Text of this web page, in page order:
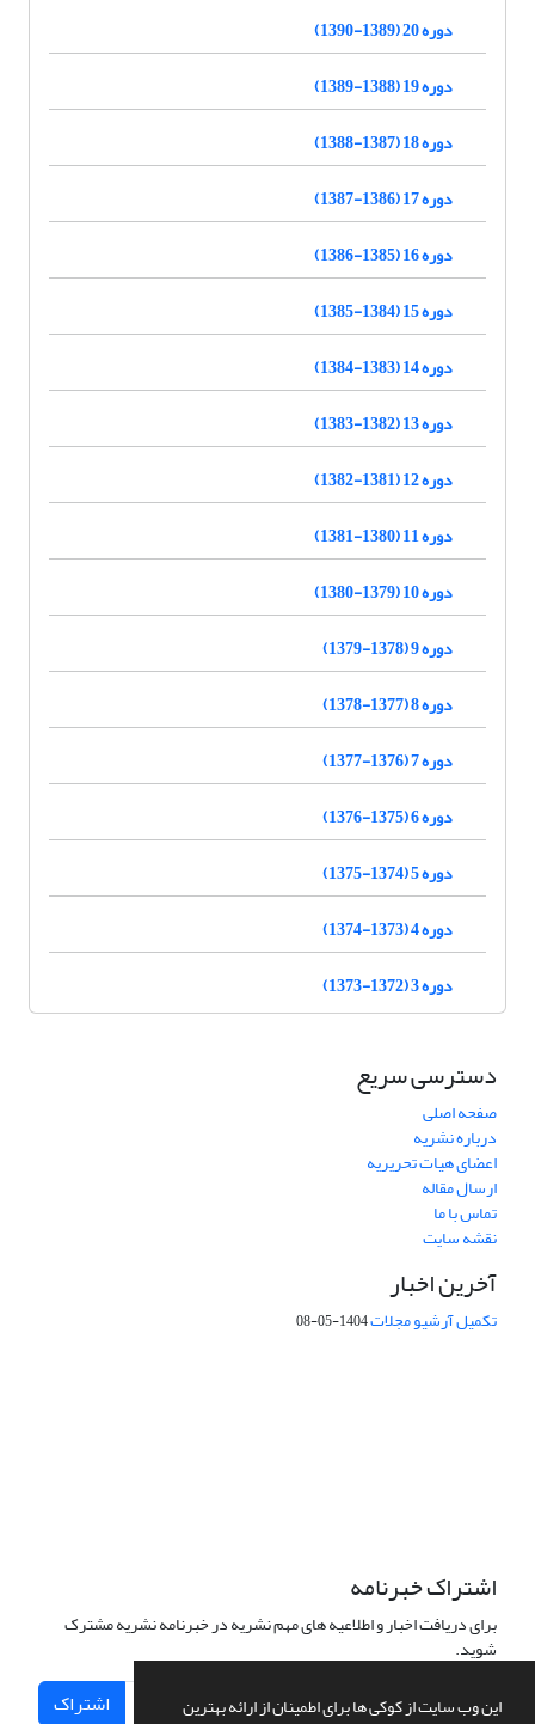
این وب سایت از کوکی ها برای اطمینان از ارائه بهترین
دوره 20 (1389-1390)
دوره 19 (1388-1389)
دوره 18 (1387-1388)
دوره 17 (1386-1387)
دوره 16 (1385-1386)
دوره 15 (1384-1385)
دوره 14 (1383-1384)
دوره 13 (1382-1383)
دوره 12 (1381-1382)
دوره 11 (1380-1381)
دوره 10 (1379-1380)
دوره 9 (1378-1379)
دوره 8 (1377-1378)
دوره 7 (1376-1377)
دوره 6 (1375-1376)
دوره 5 (1374-1375)
دوره 4 (1373-1374)
دوره 3 (1372-1373)
دسترسی سریع
صفحه اصلی
درباره نشریه
اعضای هیات تحریریه
ارسال مقاله
تماس با ما
نقشه سایت
آخرین اخبار
تکمیل آرشیو مجلات1404-05-08
اشتراک خبرنامه
برای دریافت اخبار و اطلاعیه های مهم نشریه در خبرنامه نشریه مشترک
شوید.
اشتراک